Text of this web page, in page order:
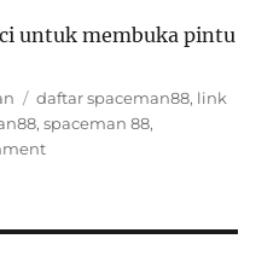
untuk membuka pintu
Tags
daftar spaceman88, link
,spaceman 88,
on